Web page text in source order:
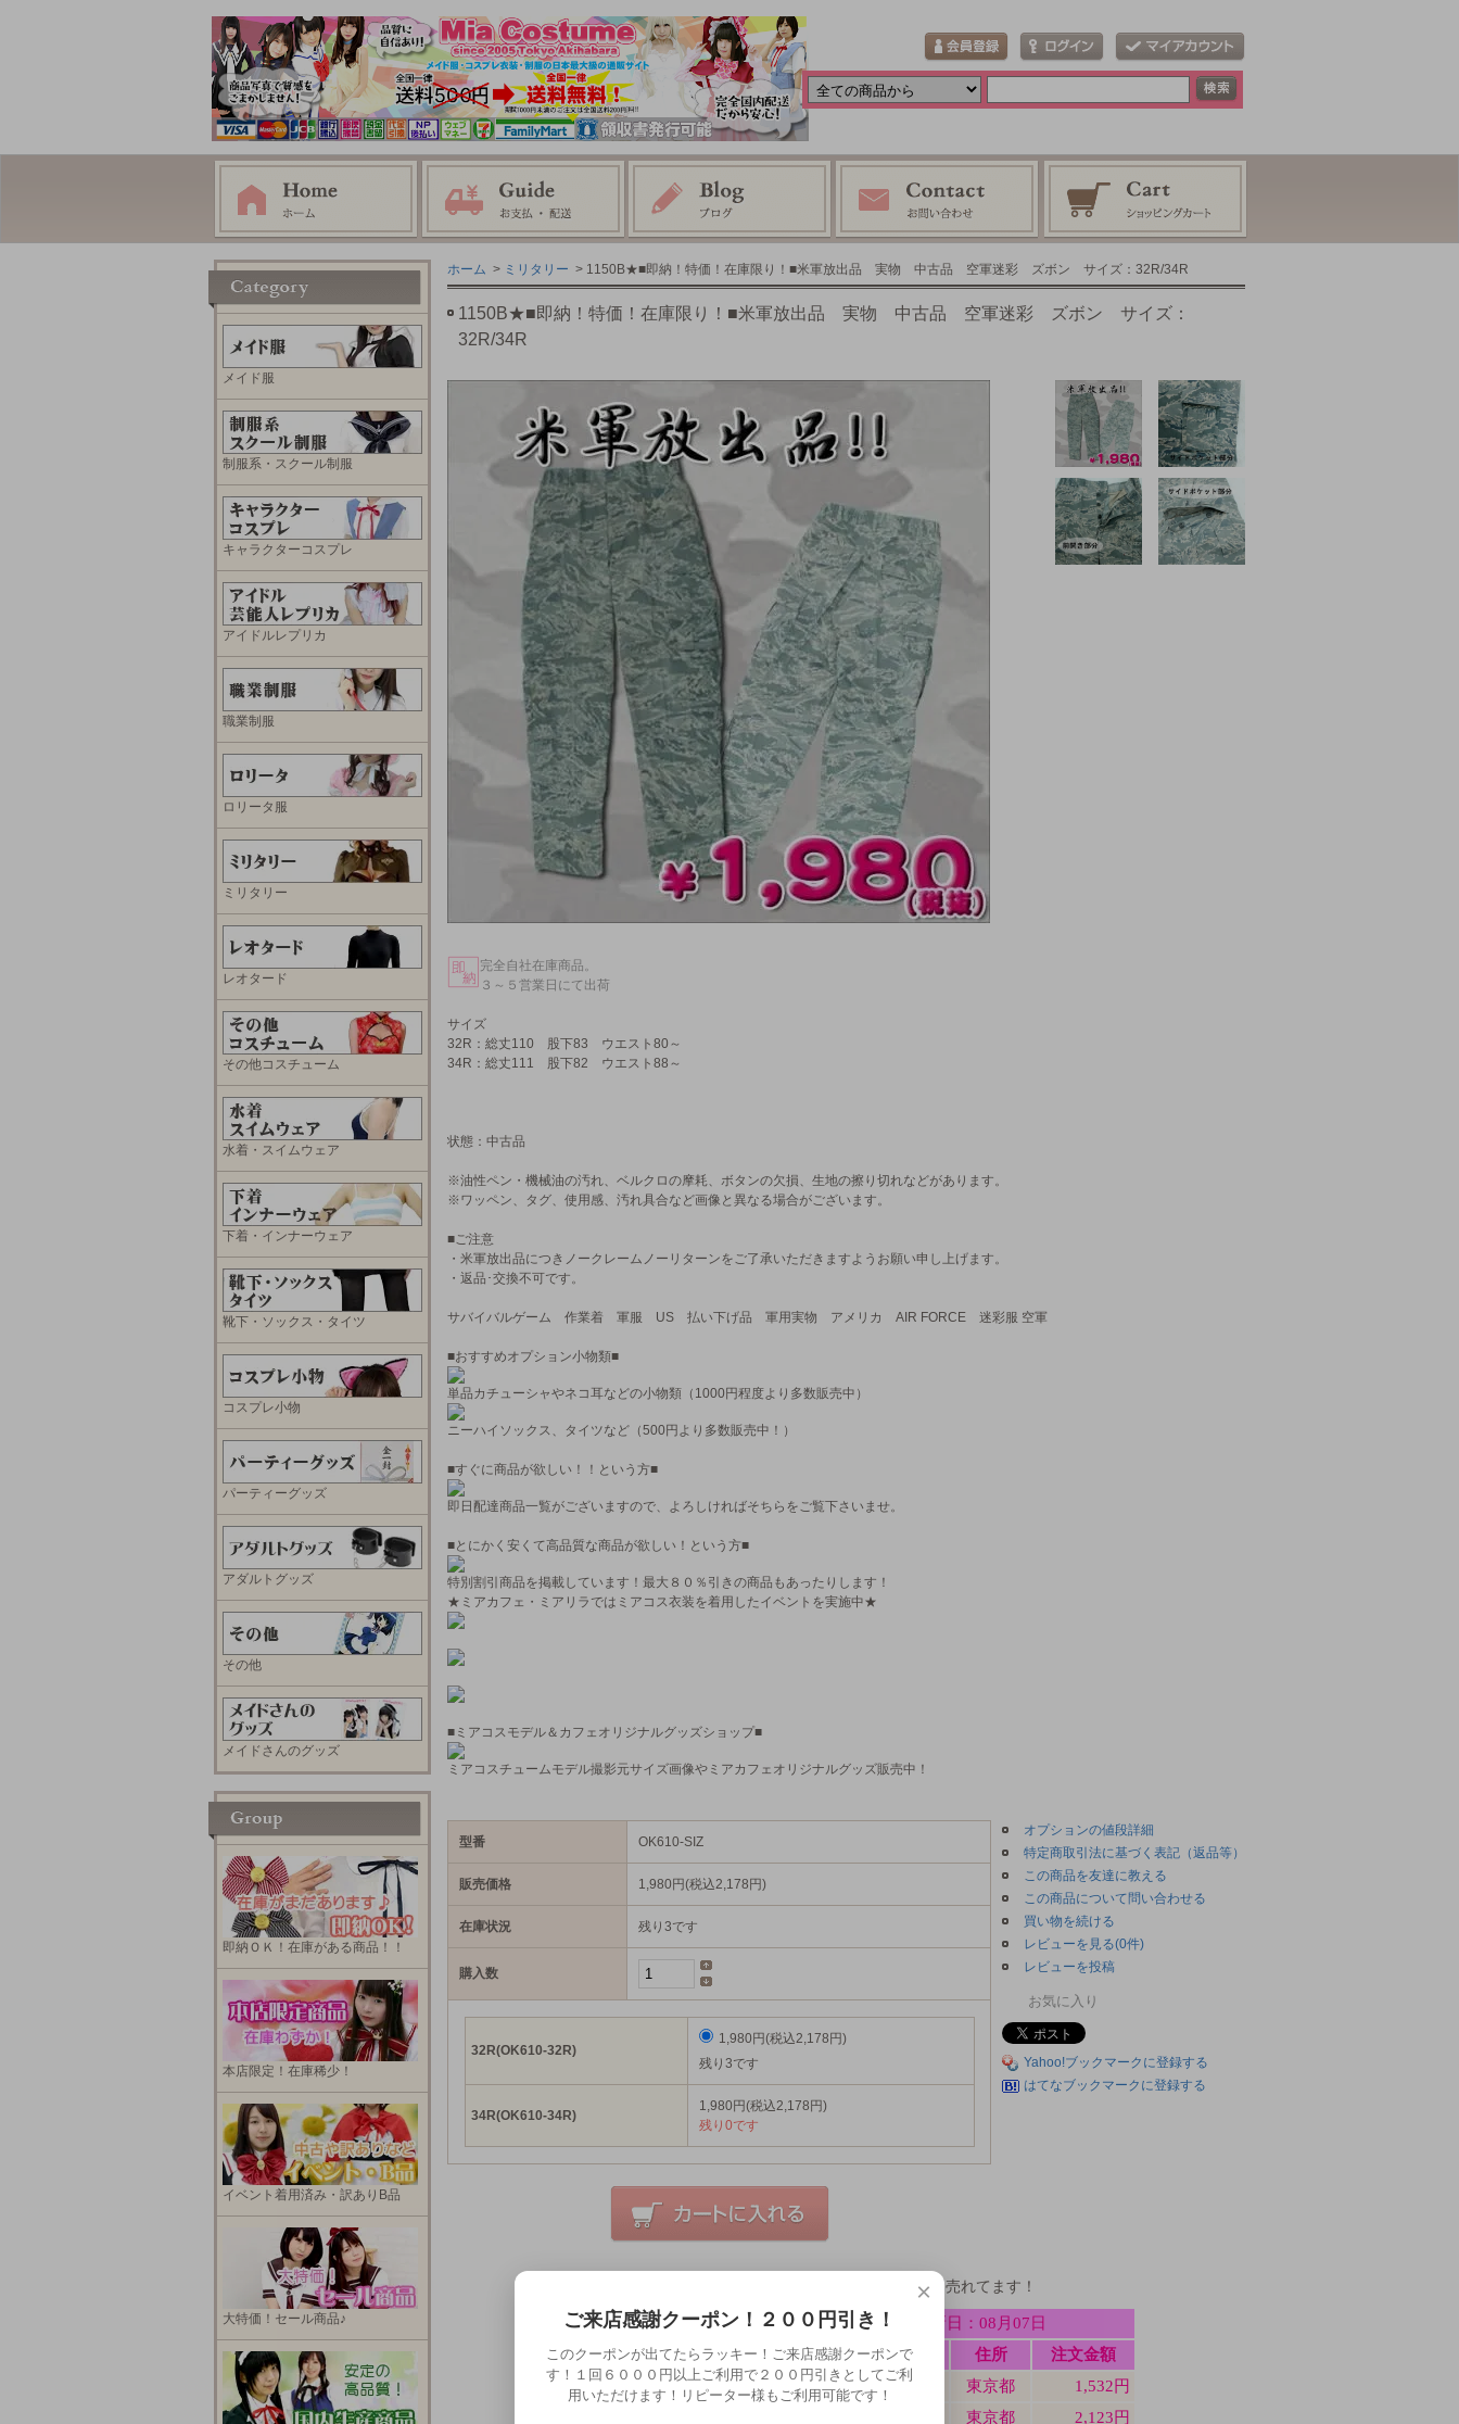
ホーム > ミリタリー > 1150B★■即納！特価！在庫限り！■米軍放出品 実物 中古品 空軍迷彩 ズボン サイズ：32R/34R
1150B★■即納！特価！在庫限り！■米軍放出品 実物 中古品 空軍迷彩 ズボン サイズ：
32R/34R
完全自社在庫商品。
３～５営業日にて出荷
サイズ
32R：総丈110 股下83 ウエスト80～
34R：総丈111 股下82 ウエスト88～
状態：中古品
※油性ペン・機械油の汚れ、ベルクロの摩耗、ボタンの欠損、生地の擦り切れなどがあります。
※ワッペン、タグ、使用感、汚れ具合など画像と異なる場合がございます。
■ご注意
・米軍放出品につきノークレームノーリターンをご了承いただきますようお願い申し上げます。
・返品･交換不可です。
サバイバルゲーム 作業着 軍服 US 払い下げ品 軍用実物 アメリカ AIR FORCE 迷彩服 空軍
■おすすめオプション小物類■
単品カチューシャやネコ耳などの小物類（1000円程度より多数販売中）
ニーハイソックス、タイツなど（500円より多数販売中！）
■すぐに商品が欲しい！！という方■
即日配達商品一覧がございますので、よろしければそちらをご覧下さいませ。
■とにかく安くて高品質な商品が欲しい！という方■
特別割引商品を掲載しています！最大８０％引きの商品もあったりします！
★ミアカフェ・ミアリラではミアコス衣装を着用したイベントを実施中★
■ミアコスモデル＆カフェオリジナルグッズショップ■
ミアコスチュームモデル撮影元サイズ画像やミアカフェオリジナルグッズ販売中！
型番 OK610-SIZ
販売価格 1,980円(税込2,178円)
在庫状況 残り3です
購入数
32R(OK610-32R)
1,980円(税込2,178円)
残り3です
34R(OK610-34R)
1,980円(税込2,178円)
残り0です
オプションの値段詳細
特定商取引法に基づく表記（返品等）
この商品を友達に教える
この商品について問い合わせる
買い物を続ける
レビューを見る(0件)
レビューを投稿
お気に入り
Yahoo!ブックマークに登録する
はてなブックマークに登録する
ミアコスの販売状況最新版！毎日どんどん売れてます！
メイド服
制服系・スクール制服
キャラクターコスプレ
アイドルレプリカ
職業制服
ロリータ服
ミリタリー
レオタード
その他コスチューム
水着・スイムウェア
下着・インナーウェア
靴下・ソックス・タイツ
コスプレ小物
パーティーグッズ
アダルトグッズ
その他
メイドさんのグッズ
即納ＯＫ！在庫がある商品！！
本店限定！在庫稀少！
イベント着用済み・訳ありB品
大特価！セール商品♪
×
ご来店感謝クーポン！２００円引き！
このクーポンが出てたらラッキー！ご来店感謝クーポンで
す！１回６０００円以上ご利用で２００円引きとしてご利
用いただけます！リピーター様もご利用可能です！